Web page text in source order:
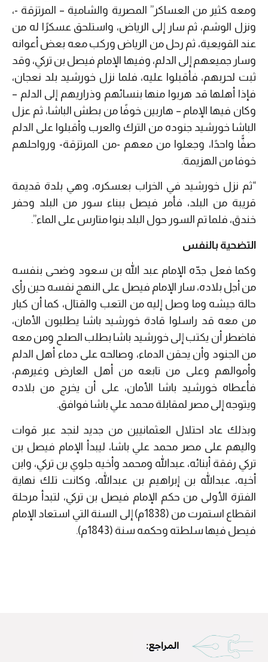
ومعه كثير من العساكر” المصرية والشامية – المرتزقة -،
ونزل الوشم، ثم سار إلى الرياض، واستلحق عسكرًا له من
عند القويعية، ثم رحل من الرياض وركب معه بعض أعوانه
وسار جميعهم إلى الدلم، وفيها الإمام فيصل بن تركي، وقد
ثبت لحربهم، فأقبلوا عليه، فلما نزل خورشيد بلد نعجان،
فإذا أهلها قد هربوا منها بنسائهم وذراريهم إلى الدلم –
وكان فيها الإمام – هاربين خوفًا من بطش الباشا، ثم عزل
الباشا خورشيد جنوده من الترك والعرب وأقبلوا على الدلم
صفًّا واحدًا، وجعلوا من معهم -من المرتزقة- ورواحلهم
خوفا من الهزيمة.
“ثم نزل خورشيد في الخراب بعسكره، وهي بلدة قديمة
قريبة من البلد، فأمر فيصل ببناء سور من البلد وحفر
خندق، فلما تم السور حول البلد بنوا متارس على الماء”.
التضحية بالنفس
وكما فعل جدّه الإمام عبد الله بن سعود وضحى بنفسه
من أجل بلاده، سار الإمام فيصل على النهج نفسه حين رأى
حالة جيشه وما وصل إليه من التعب والقتال، كما أن كبار
من معه قد راسلوا قادة خورشيد باشا يطلبون الأمان،
فاضطر أن يكتب إلى خورشيد باشا بطلب الصلح ومن معه
من الجنود وأن يحقن الدماء، وصالحه على دماء أهل الدلم
وأموالهم وعلى من تابعه من أهل العارض وغيرهم،
فأعطاه خورشيد باشا الأمان، على أن يخرج من بلاده
ويتوجه إلى مصر لمقابلة محمد علي باشا فوافق.
وبذلك عاد احتلال العثمانيين من جديد لنجد عبر قوات
واليهم على مصر محمد علي باشا، ليبدأ الإمام فيصل بن
تركي رفقة أبنائه، عبدالله ومحمد وأخيه جلوي بن تركي، وابن
أخيه، عبدالله بن إبراهيم بن عبدالله، وكانت تلك نهاية
الفترة الأولى من حكم الإمام فيصل بن تركي، لتبدأ مرحلة
انقطاع استمرت من (1838م) إلى السنة التي استعاد الإمام
فيصل فيها سلطته وحكمه سنة (1843م).